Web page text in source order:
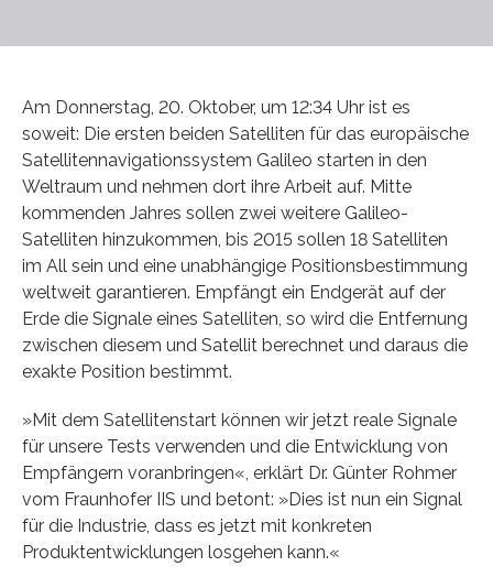
Am Donnerstag, 20. Oktober, um 12:34 Uhr ist es
soweit: Die ersten beiden Satelliten für das europäische
Satellitennavigationssystem Galileo starten in den
Weltraum und nehmen dort ihre Arbeit auf. Mitte
kommenden Jahres sollen zwei weitere Galileo-
Satelliten hinzukommen, bis 2015 sollen 18 Satelliten
im All sein und eine unabhängige Positionsbestimmung
weltweit garantieren. Empfängt ein Endgerät auf der
Erde die Signale eines Satelliten, so wird die Entfernung
zwischen diesem und Satellit berechnet und daraus die
exakte Position bestimmt.
»Mit dem Satellitenstart können wir jetzt reale Signale
für unsere Tests verwenden und die Entwicklung von
Empfängern voranbringen«, erklärt Dr. Günter Rohmer
vom Fraunhofer IIS und betont: »Dies ist nun ein Signal
für die Industrie, dass es jetzt mit konkreten
Produktentwicklungen losgehen kann.«